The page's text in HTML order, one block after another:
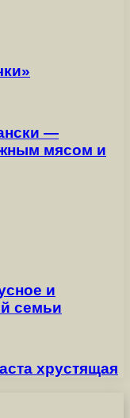
—
мясом и
и
семьи
хрустящая